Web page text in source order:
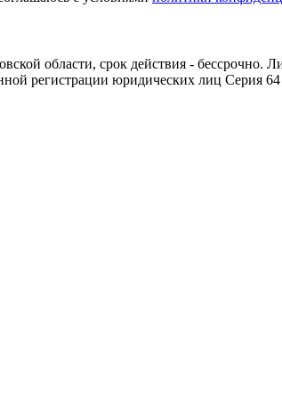
области, срок действия - бессрочно.
регистрации юридических лиц Серия